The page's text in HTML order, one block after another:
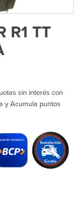
R1 TT
sin interés con
y Acumula puntos